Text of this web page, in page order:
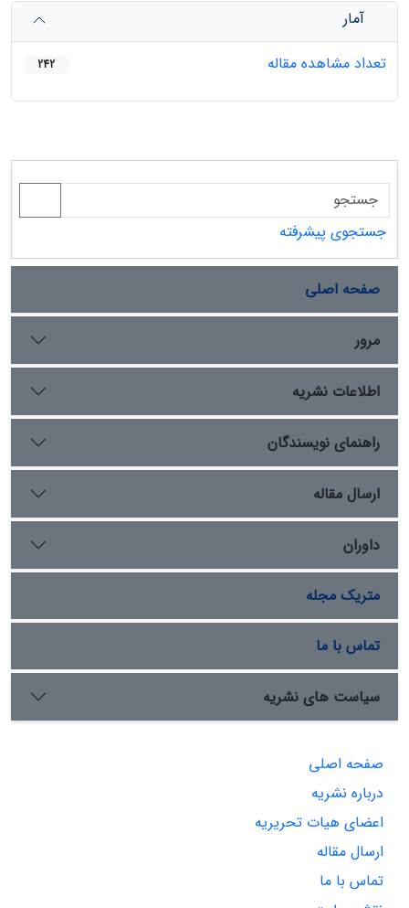
آمار
تعداد مشاهده مقاله
242
جستجوی پیشرفته
صفحه اصلی
مرور
اطلاعات نشریه
راهنمای نویسندگان
ارسال مقاله
داوران
متریک مجله
تماس با ما
سیاست های نشریه
صفحه اصلی
درباره نشریه
اعضای هیات تحریریه
ارسال مقاله
تماس با ما